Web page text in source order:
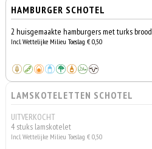
HAMBURGER SCHOTEL
2 huisgemaakte hamburgers met turks brood
Incl. Wettelijke Milieu Toeslag € 0,50
LAMSKOTELETTEN SCHOTEL
UITVERKOCHT
4 stuks lamskotelet
Incl. Wettelijke Milieu Toeslag € 0,50